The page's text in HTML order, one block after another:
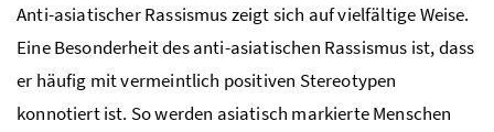
Anti-asiatischer Rassismus zeigt sich auf vielfältige Weise.
Eine Besonderheit des anti-asiatischen Rassismus ist, dass
er häufig mit vermeintlich positiven Stereotypen
konnotiert ist. So werden asiatisch markierte Menschen